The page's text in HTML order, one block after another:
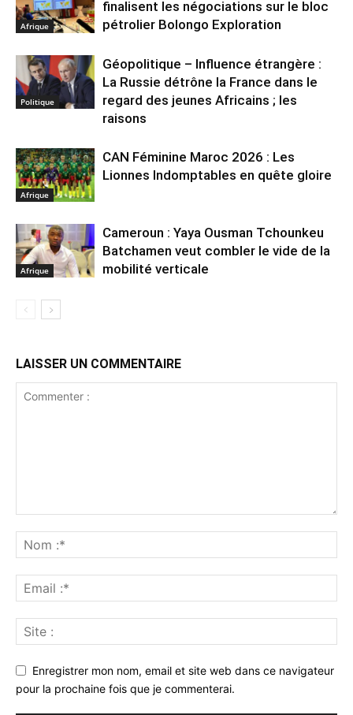
Afrique
finalisent les négociations sur le bloc
pétrolier Bolongo Exploration
Politique
Géopolitique – Influence étrangère :
La Russie détrône la France dans le
regard des jeunes Africains ; les
raisons
Afrique
CAN Féminine Maroc 2026 : Les
Lionnes Indomptables en quête gloire
Afrique
Cameroun : Yaya Ousman Tchounkeu
Batchamen veut combler le vide de la
mobilité verticale
LAISSER UN COMMENTAIRE
Enregistrer mon nom, email et site web dans ce navigateur
pour la prochaine fois que je commenterai.